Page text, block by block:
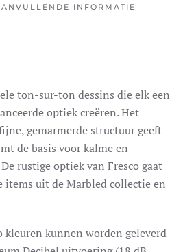
INFORMATIE
ton-sur-ton dessins die elk een
optiek creëren. Het
gemarmerde structuur geeft
de basis voor kalme en
rustige optiek van Fresco gaat
items uit de Marbled collectie en
kleuren kunnen worden geleverd